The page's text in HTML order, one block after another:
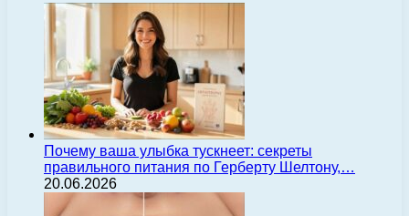
Почему ваша улыбка тускнеет: секреты
правильного питания по Герберту Шелтону,…
20.06.2026